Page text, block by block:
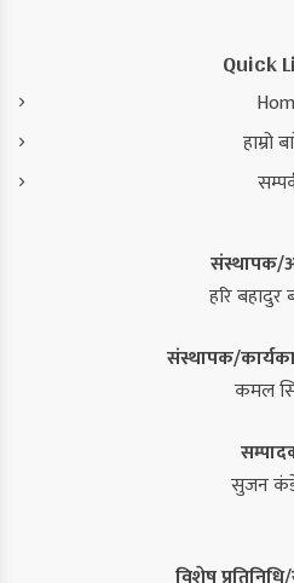
Quick
हाम्रो
संस्थापक/
हरि बहादुर
संस्थापक/
कमल
सुजन